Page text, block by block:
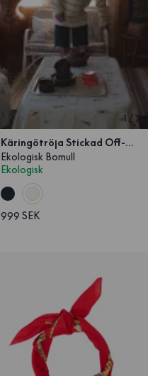
1 /7
Käringötröja Stickad Off-white
Ekologisk Bomull
Ekologisk
999 SEK